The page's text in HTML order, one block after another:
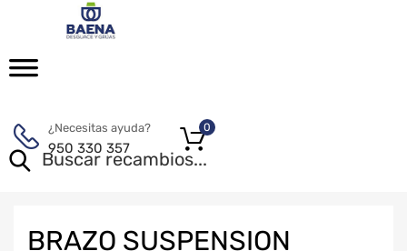
¿Necesitas ayuda?
950 330 357
0
BRAZO SUSPENSION